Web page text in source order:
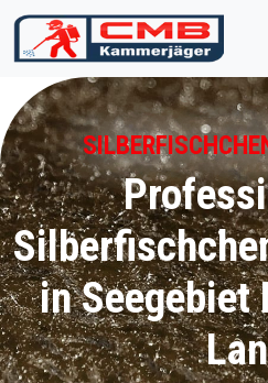
Zum Inhalt springen
in Seegebiet